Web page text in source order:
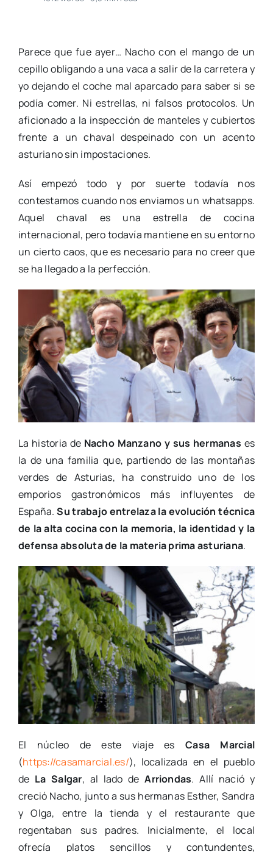
Parece que fue ayer… Nacho con el mango de un
cepillo obligando a una vaca a salir de la carretera y
yo dejando el coche mal aparcado para saber si se
podía comer. Ni estrellas, ni falsos protocolos. Un
aficionado a la inspección de manteles y cubiertos
frente a un chaval despeinado con un acento
asturiano sin impostaciones.
Así empezó todo y por suerte todavía nos
contestamos cuando nos enviamos un whatsapps.
Aquel chaval es una estrella de cocina
internacional, pero todavía mantiene en su entorno
un cierto caos, que es necesario para no creer que
se ha llegado a la perfección.
La historia de Nacho Manzano y sus hermanas es
la de una familia que, partiendo de las montañas
verdes de Asturias, ha construido uno de los
emporios gastronómicos más influyentes de
España.Su trabajo entrelaza la evolución técnica
de la alta cocina con la memoria, la identidad y la
defensa absoluta de la materia prima asturiana.
El núcleo de este viaje esCasa Marcial
(https://casamarcial.es/), localizada en el pueblo
de La Salgar, al lado deArriondas. Allí nació y
creció Nacho, junto a sus hermanas Esther, Sandra
y Olga, entre la tienda y el restaurante que
regentaban sus padres. Inicialmente, el local
ofrecía platos sencillos y contundentes,